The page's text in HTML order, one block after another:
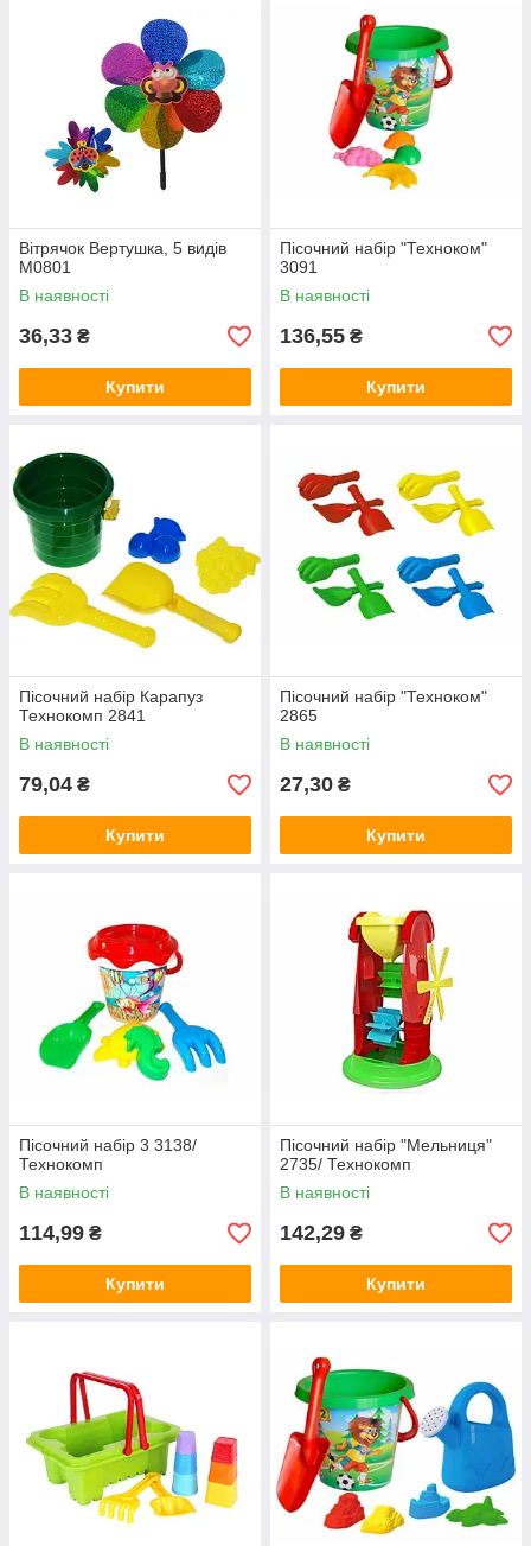
Вітрячок Вертушка, 5 видів
M0801
В наявності
36,33 ₴
Купити
Пісочний набір "Техноком"
3091
В наявності
136,55 ₴
Купити
Пісочний набір Карапуз
Технокомп 2841
В наявності
79,04 ₴
Купити
Пісочний набір "Техноком"
2865
В наявності
27,30 ₴
Купити
Пісочний набір 3 3138/
Технокомп
В наявності
114,99 ₴
Купити
Пісочний набір "Мельниця"
2735/ Технокомп
В наявності
142,29 ₴
Купити